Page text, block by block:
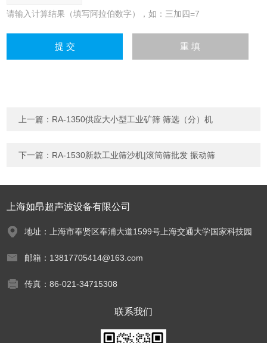
请输入计算结果（填写阿拉伯数字），如：三加四=7
上一篇： RA-1350供应大小型工业矿筛 筛选（分）机
下一篇： RA-1530新款工业筛沙机|滚筒筛批发 振动筛
上海如昂超声波设备有限公司
地址：上海市奉贤区奉浦大道1599号上海交通大学国家科技园
邮箱：13817705414@163.com
传真：86-021-34715308
联系我们